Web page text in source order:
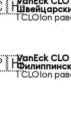
1 CLOIon
VanEck
1 CLOIon